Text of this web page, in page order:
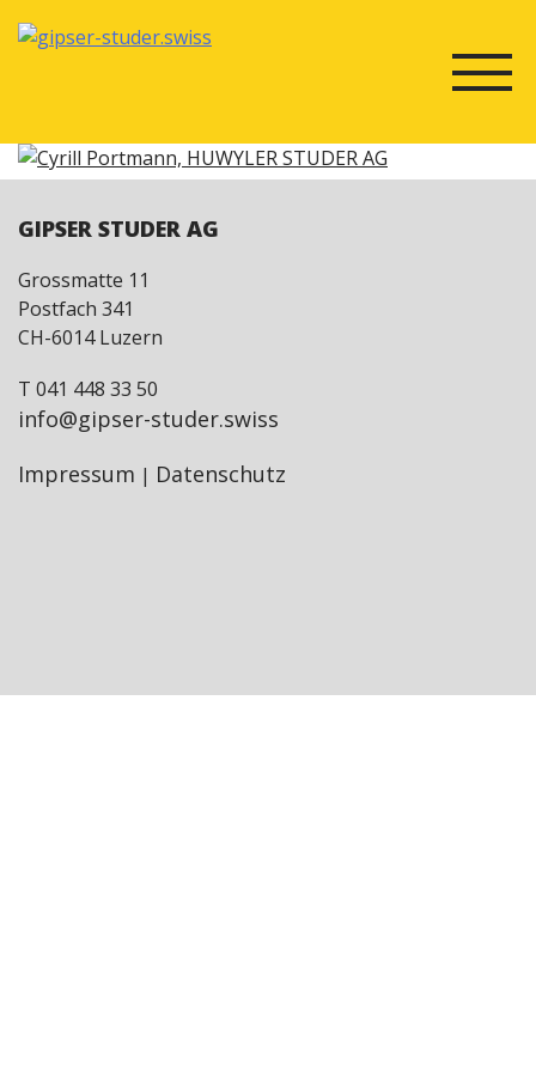
Skip
to
GIPSER STUDER AG
Grossmatte 11
Postfach 341
CH-6014 Luzern
T 041 448 33 50
info@gipser-studer.swiss
Impressum | Datenschutz